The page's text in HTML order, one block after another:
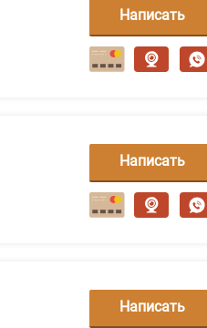
Написать
сообщение
Написать
сообщение
Написать